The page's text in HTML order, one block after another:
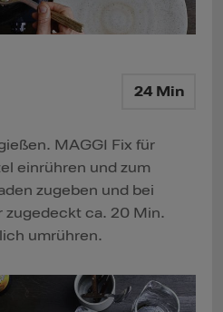
24 Min
MAGGI Fix für
einrühren und zum
zugeben und bei
zugedeckt ca. 20 Min.
umrühren.